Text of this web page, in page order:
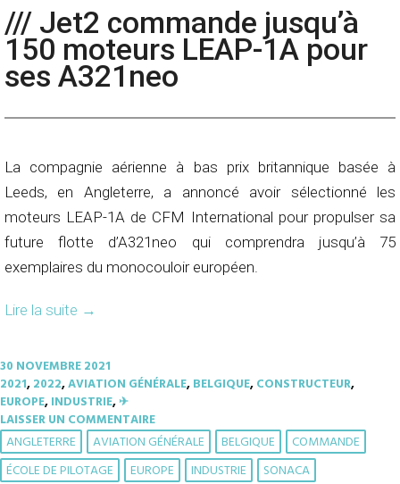
/// Jet2 commande jusqu’à
150 moteurs LEAP-1A pour
ses A321neo
La compagnie aérienne à bas prix britannique basée à
Leeds, en Angleterre, a annoncé avoir sélectionné les
moteurs LEAP-1A de CFM International pour propulser sa
future flotte d’A321neo qui comprendra jusqu’à 75
exemplaires du monocouloir européen.
Lire la suite →
30 NOVEMBRE 2021
2021,2022,AVIATION GÉNÉRALE,BELGIQUE,CONSTRUCTEUR,
EUROPE,INDUSTRIE,✈︎
LAISSER UN COMMENTAIRE
ANGLETERRE AVIATION GÉNÉRALE BELGIQUE
COMMANDE
ÉCOLE DE PILOTAGE
EUROPE INDUSTRIE
SONACA